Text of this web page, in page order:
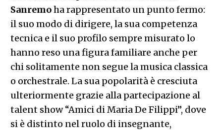
Sanremoha rappresentato un punto fermo:
il suo modo di dirigere, la sua competenza
tecnica e il suo profilo sempre misurato lo
hanno reso una figura familiare anche per
chi solitamente non segue la musica classica
o orchestrale. La sua popolarità è cresciuta
ulteriormente grazie alla partecipazione al
talent show “Amici di Maria De Filippi”, dove
si è distinto nel ruolo di insegnante,